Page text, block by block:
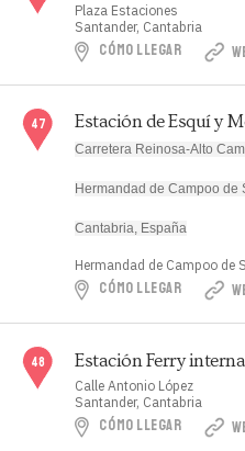
Plaza Estaciones
Santander, Cantabria
CÓMO LLEGAR
Estación de Esquí y
Carretera Reinosa-Alto
Hermandad de Campoo de
Cantabria, España
Hermandad de Campoo de
CÓMO LLEGAR
Estación Ferry
Calle Antonio López
Santander, Cantabria
CÓMO LLEGAR